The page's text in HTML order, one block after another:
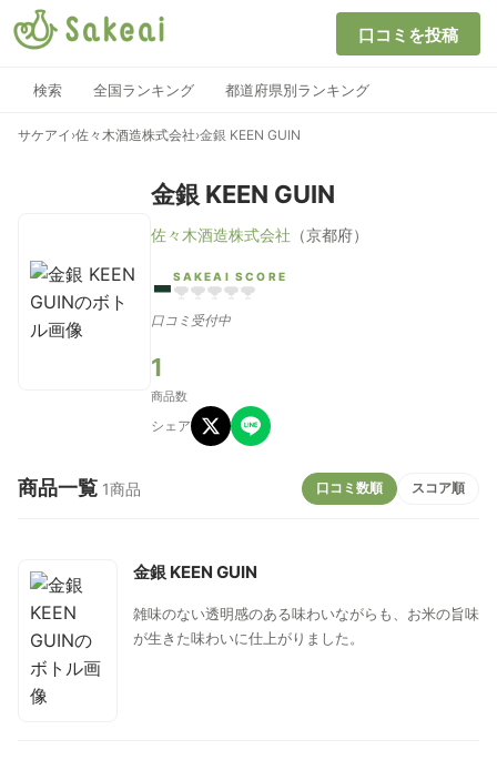
口コミを投稿
検索 全国ランキング 都道府県別ランキング
サケアイ ›佐々木酒造株式会社›金銀 KEEN GUIN
金銀 KEEN GUIN
佐々木酒造株式会社 （京都府）
-SAKEAI SCORE
口コミ受付中
1
商品数
シェア
商品一覧 1商品 口コミ数順 スコア順
金銀 KEEN GUIN
雑味のない透明感のある味わいながらも、お米の旨味
が生きた味わいに仕上がりました。